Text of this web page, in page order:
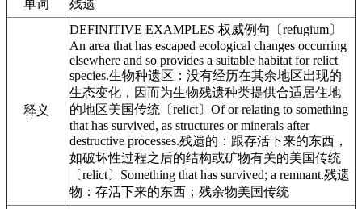
单词 残遗
释义
DEFINITIVE EXAMPLES 权威例句〔refugium〕
An area that has escaped ecological changes occurring
elsewhere and so provides a suitable habitat for relict
species.生物种遗区：没有经历在其余地区出现的
生态变化，因而为生物残遗种类提供合适居住地
的地区美国传统〔relict〕Of or relating to something
that has survived, as structures or minerals after
destructive processes.残遗的：跟存活下来的东西，
如破坏性过程之后的结构或矿物有关的美国传统
〔relict〕Something that has survived; a remnant.残遗
物：存活下来的东西；残余物美国传统